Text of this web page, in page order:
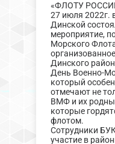
«ФЛОТУ
27 июля 2022г.
Динской
мероприятие,
Морского
Динского
День Военно-
который
отмечают не
ВМФ и их
которые
флотом.
Сотрудники
участие в